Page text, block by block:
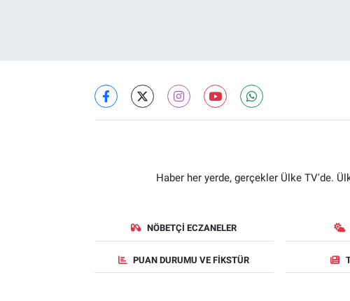
Haber her yerde, gerçekler Ülke TV'de.
NÖBETÇI ECZANELER
PUAN DURUMU VE FIKSTÜR